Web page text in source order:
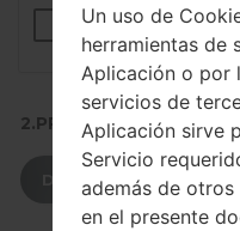
2.PRESIONE PARA
DESCARGAR
Un uso de
herramientas de
Aplicación o por
servicios de
Aplicación sirve
Servicio
además de
en el presente